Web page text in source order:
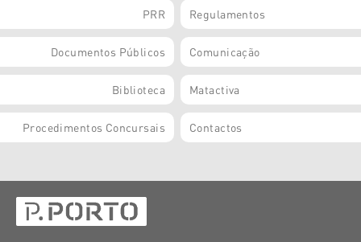
PRR Regulamentos
Documentos Públicos Comunicação
Biblioteca Matactiva
Procedimentos Concursais Contactos